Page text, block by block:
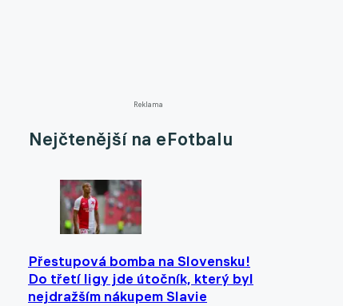
Reklama
Nejčtenější na eFotbalu
Přestupová bomba na Slovensku!
Do třetí ligy jde útočník, který byl
nejdražším nákupem Slavie